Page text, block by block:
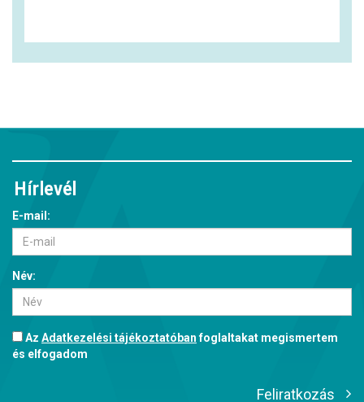
Hírlevél
E-mail:
Név:
Az Adatkezelési tájékoztatóbanfoglaltakat megismertem
és elfogadom
Feliratkozás